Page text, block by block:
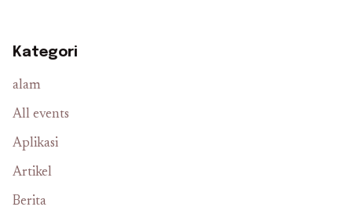
Kategori
alam
All events
Aplikasi
Artikel
Berita